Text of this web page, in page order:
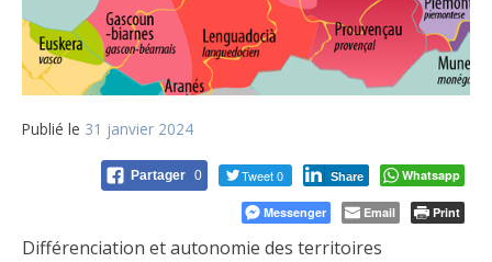
Publié le 31 janvier 2024
Partager 0 Tweet 0 Share Whatsapp
Messenger Email Print
Différenciation et autonomie des territoires